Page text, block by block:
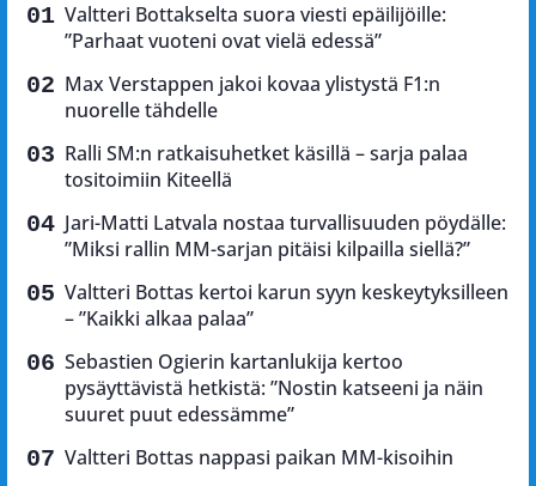
Valtteri Bottakselta suora viesti epäilijöille:
”Parhaat vuoteni ovat vielä edessä”
Max Verstappen jakoi kovaa ylistystä F1:n
nuorelle tähdelle
Ralli SM:n ratkaisuhetket käsillä – sarja palaa
tositoimiin Kiteellä
Jari-Matti Latvala nostaa turvallisuuden pöydälle:
”Miksi rallin MM-sarjan pitäisi kilpailla siellä?”
Valtteri Bottas kertoi karun syyn keskeytyksilleen
– ”Kaikki alkaa palaa”
Sebastien Ogierin kartanlukija kertoo
pysäyttävistä hetkistä: ”Nostin katseeni ja näin
suuret puut edessämme”
Valtteri Bottas nappasi paikan MM-kisoihin